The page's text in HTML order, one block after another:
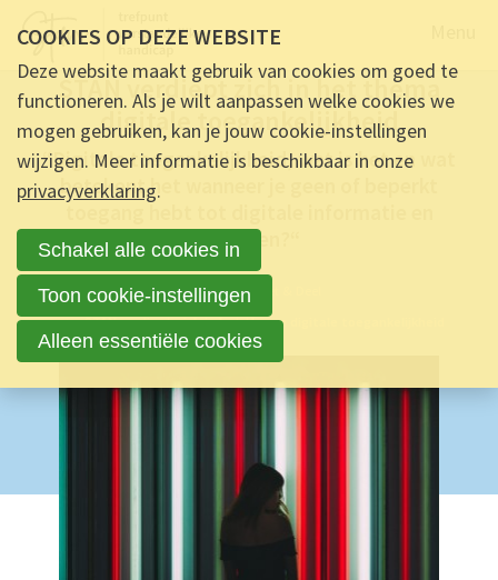
STAN verdiept zich in het thema
digitale toegankelijkheid
“Digitale toegankelijkheid, wat is het en wat
betekent het wanneer je geen of beperkt
diensten?“
Ontmoet & Deel
STAN verdiept zich in het thema digitale toegankelijkheid
COOKIES OP DEZE WEBSITE
Deze website maakt gebruik van cookies om goed te
functioneren. Als je wilt aanpassen welke cookies we
mogen gebruiken, kan je jouw cookie-instellingen
wijzigen. Meer informatie is beschikbaar in onze
privacyverklaring.
Schakel alle cookies in
Toon cookie-instellingen
Alleen essentiële cookies